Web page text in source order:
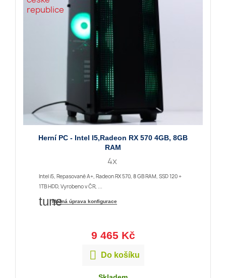
Herní PC - Intel I5,Radeon RX 570 4GB, 8GB
RAM
4x
Intel i5, Repasované A+, Radeon RX 570, 8 GB RAM, SSD 120 +
1TB HDD, Vyrobeno v ČR, ...
tuneMožná úprava konfigurace
9 465 Kč
 Do košíku